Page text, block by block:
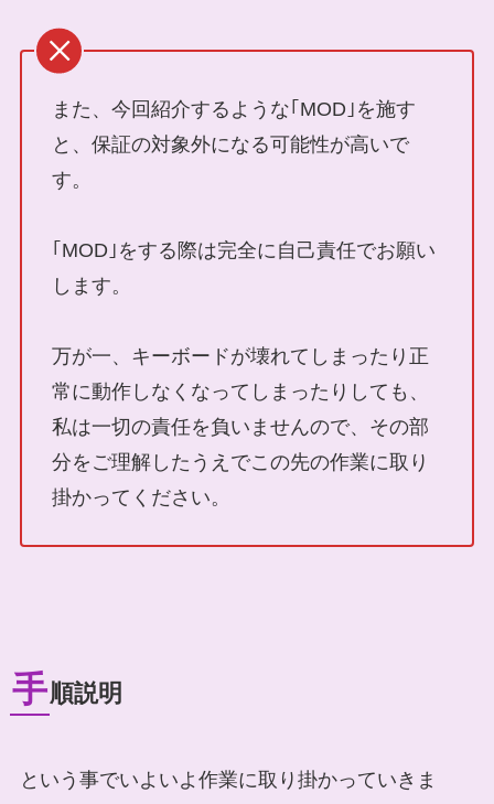
また、今回紹介するような｢MOD｣を施す
と、保証の対象外になる可能性が高いで
す。
｢MOD｣をする際は完全に自己責任でお願い
します。
万が一、キーボードが壊れてしまったり正
常に動作しなくなってしまったりしても、
私は一切の責任を負いませんので、その部
分をご理解したうえでこの先の作業に取り
掛かってください。
手順説明
という事でいよいよ作業に取り掛かっていきま